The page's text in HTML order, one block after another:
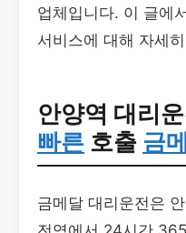
업체입니다. 이 글에
서비스에 대해 자세
안양역 대리
빠른 호출 금
금메달 대리운전은